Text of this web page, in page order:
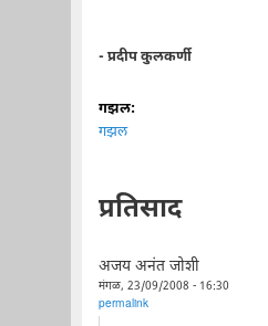
- प्रदीप कुलकर्णी
गझल:
गझल
प्रतिसाद
अजय अनंत जोशी
मंगळ, 23/09/2008 - 16:30
permalink